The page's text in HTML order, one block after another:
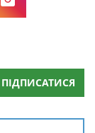
ПІДПИСАТИСЯ